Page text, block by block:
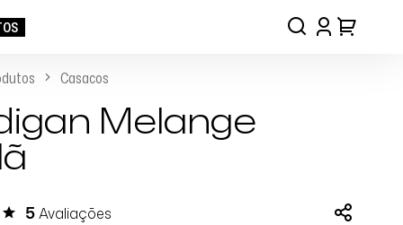
Casacos
Melange
5Avaliações